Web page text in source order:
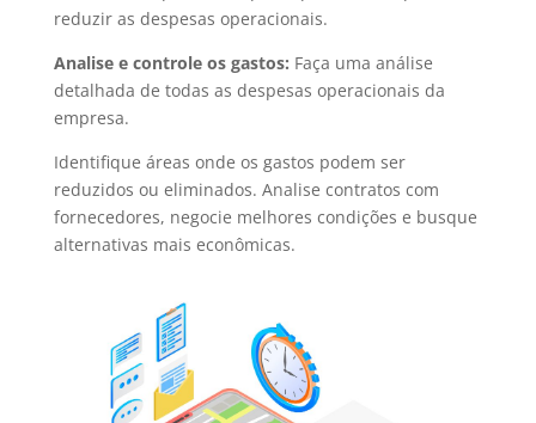
reduzir as despesas operacionais.
Analise e controle os gastos: Faça uma análise
detalhada de todas as despesas operacionais da
empresa.
Identifique áreas onde os gastos podem ser
reduzidos ou eliminados. Analise contratos com
fornecedores, negocie melhores condições e busque
alternativas mais econômicas.